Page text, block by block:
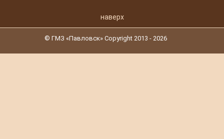
наверх
© ГМЗ «Павловск» Copyright 2013 - 2026